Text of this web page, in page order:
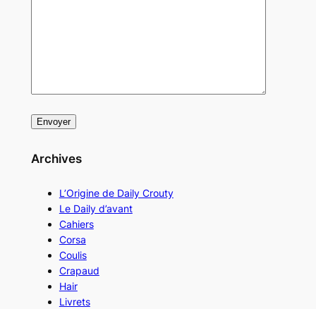
Archives
L’Origine de Daily Crouty
Le Daily d’avant
Cahiers
Corsa
Coulis
Crapaud
Hair
Livrets